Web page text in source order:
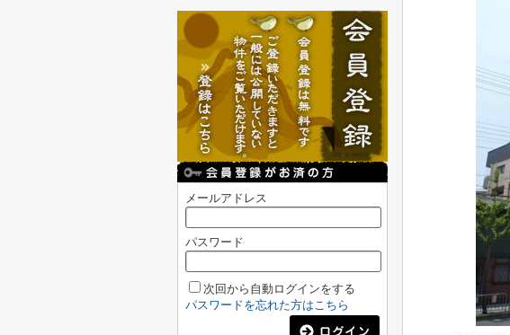
メールアドレス
パスワード
次回から自動ログインをする
パスワードを忘れた方はこちら